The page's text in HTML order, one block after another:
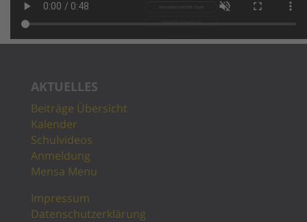
AKTUELLES
Beiträge Übersicht
Kalender
Schulvideos
Anmeldung
Mensa Menu
Impressum
Datenschutzerklärung